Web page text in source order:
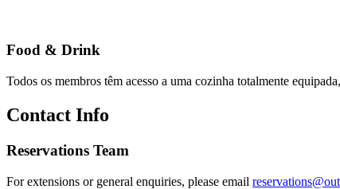
Food & Drink
Todos os membros têm acesso a uma cozinha totalmente
Contact Info
Reservations Team
For extensions or general enquiries, please email